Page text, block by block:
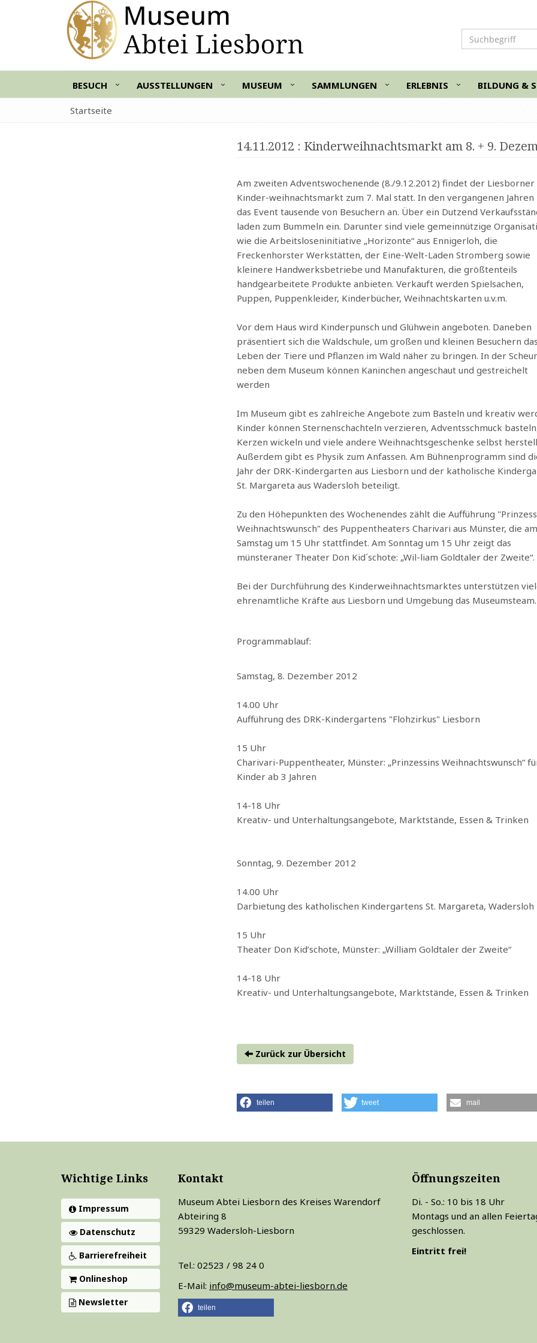
Bitte
Suchbegriff
BESUCH
AUSSTELLUNGEN MUSEUM SAMMLUNGEN ERLEBNIS BILDUNG &
Startseite
14.11.2012 : Kinderweihnachtsmarkt am 8. + 9.
Am zweiten Adventswochenende (8./9.12.2012) findet der Liesborner
Kinder-weihnachtsmarkt zum 7. Mal statt. In den vergangenen Jahren
das Event tausende von Besuchern an. Über ein Dutzend
laden zum Bummeln ein. Darunter sind viele gemeinnützige
wie die Arbeitsloseninitiative „Horizonte“ aus Ennigerloh, die
Freckenhorster Werkstätten, der Eine-Welt-Laden Stromberg sowie
kleinere Handwerksbetriebe und Manufakturen, die größtenteils
handgearbeitete Produkte anbieten. Verkauft werden Spielsachen,
Puppen, Puppenkleider, Kinderbücher, Weihnachtskarten u.v.m.
Vor dem Haus wird Kinderpunsch und Glühwein angeboten. Daneben
präsentiert sich die Waldschule, um großen und kleinen Besuchern
Leben der Tiere und Pflanzen im Wald näher zu bringen. In der
neben dem Museum können Kaninchen angeschaut und gestreichelt
werden
Im Museum gibt es zahlreiche Angebote zum Basteln und kreativ
Kinder können Sternenschachteln verzieren, Adventsschmuck
Kerzen wickeln und viele andere Weihnachtsgeschenke selbst
Außerdem gibt es Physik zum Anfassen. Am Bühnenprogramm sind
Jahr der DRK-Kindergarten aus Liesborn und der katholische
St. Margareta aus Wadersloh beteiligt.
Zu den Höhepunkten des Wochenendes zählt die Aufführung
Weihnachtswunsch" des Puppentheaters Charivari aus Münster, die am
Samstag um 15 Uhr stattfindet. Am Sonntag um 15 Uhr zeigt das
münsteraner Theater Don Kid´schote: „Wil-liam Goldtaler der Zweite“.
Bei der Durchführung des Kinderweihnachtsmarktes unterstützen
ehrenamtliche Kräfte aus Liesborn und Umgebung das Museumsteam.
Programmablauf:
Samstag, 8. Dezember 2012
14.00 Uhr
Aufführung des DRK-Kindergartens "Flohzirkus" Liesborn
15 Uhr
Charivari-Puppentheater, Münster: „Prinzessins Weihnachtswunsch“
Kinder ab 3 Jahren
14-18 Uhr
Kreativ- und Unterhaltungsangebote, Marktstände, Essen & Trinken
Sonntag, 9. Dezember 2012
14.00 Uhr
Darbietung des katholischen Kindergartens St. Margareta, Wadersloh
15 Uhr
Theater Don Kid’schote, Münster: „William Goldtaler der Zweite“
14-18 Uhr
Kreativ- und Unterhaltungsangebote, Marktstände, Essen & Trinken
Zurück zur Übersicht
teilen tweet mail
Wichtige Links
Impressum
Datenschutz
Barrierefreiheit
Onlineshop
Newsletter
Kontakt
Museum Abtei Liesborn des Kreises Warendorf
Abteiring 8
59329 Wadersloh-Liesborn
Tel.: 02523 / 98 24 0
E-Mail: info@museum-abtei-liesborn.de
teilen
Öffnungszeiten
Di. - So.: 10 bis 18 Uhr
Montags und an allen
geschlossen.
Eintritt frei!